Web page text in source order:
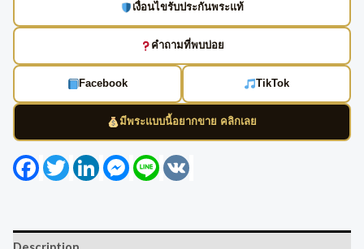
เงื่อนไขรับประกันพระแท้
คำถามที่พบบ่อย
Facebook TikTok
มีพระแบบนี้อยากขาย คลิกเลย
FacebookTwitterLinkedInMessenger
Line